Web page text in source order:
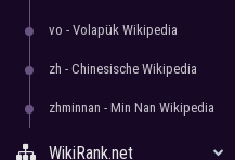
vo - Volapük Wikipedia
zh - Chinesische Wikipedia
zhminnan - Min Nan Wikipedia
WikiRank.net